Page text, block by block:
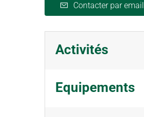
Contacter par email
Activités
Equipements